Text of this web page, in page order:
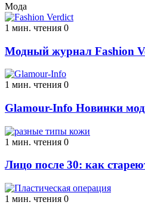
Мода
1 мин. чтения 0
Модный журнал Fashion
1 мин. чтения 0
Glamour-Info Новинки
1 мин. чтения 0
Лицо после 30: как
1 мин. чтения 0